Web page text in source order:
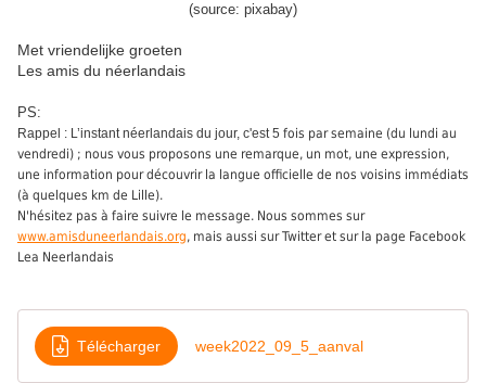
(source: pixabay)
Met vriendelijke groeten
Les amis du néerlandais
PS:
Rappel : L’instant néerlandais du jour, c'est 5 fois par semaine (du lundi au
vendredi) ; nous vous proposons une remarque, un mot, une expression,
une information pour découvrir la langue officielle de nos voisins immédiats
(à quelques km de Lille).
N'hésitez pas à faire suivre le message. Nous sommes sur
www.amisduneerlandais.org, mais aussi sur Twitter et sur la page Facebook
Lea Neerlandais
Télécharger week2022_09_5_aanval